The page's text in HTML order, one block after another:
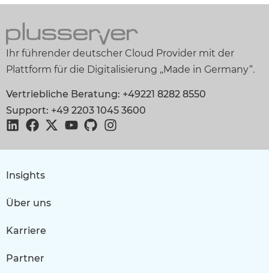
Ihr führender deutscher Cloud Provider mit der
Plattform für die Digitalisierung „Made in Germany“.
Vertriebliche Beratung: +49221 8282 8550
Support: +49 2203 1045 3600
Insights
Über uns
Karriere
Partner